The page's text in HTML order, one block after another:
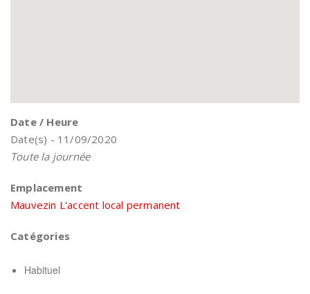
Date / Heure
Date(s) - 11/09/2020
Toute la journée
Emplacement
Mauvezin L'accent local permanent
Catégories
Habituel